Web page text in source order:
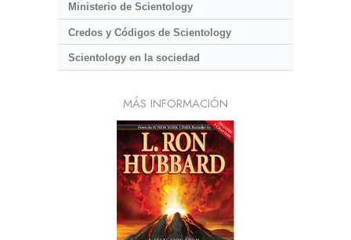
Ministerio de Scientology
Credos y Códigos de Scientology
Scientology en la sociedad
MÁS INFORMACIÓN